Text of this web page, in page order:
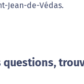
Jean-de-Védas.
questions,